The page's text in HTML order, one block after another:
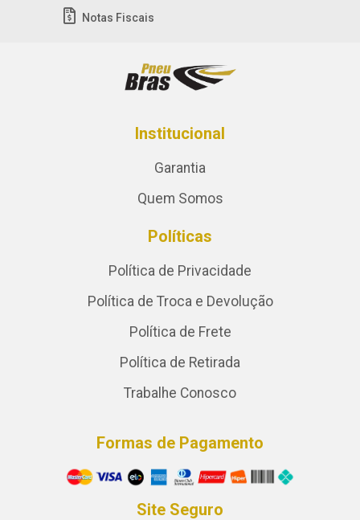
Notas Fiscais
Institucional
Garantia
Quem Somos
Políticas
Política de Privacidade
Política de Troca e Devolução
Política de Frete
Política de Retirada
Trabalhe Conosco
Formas de Pagamento
Site Seguro